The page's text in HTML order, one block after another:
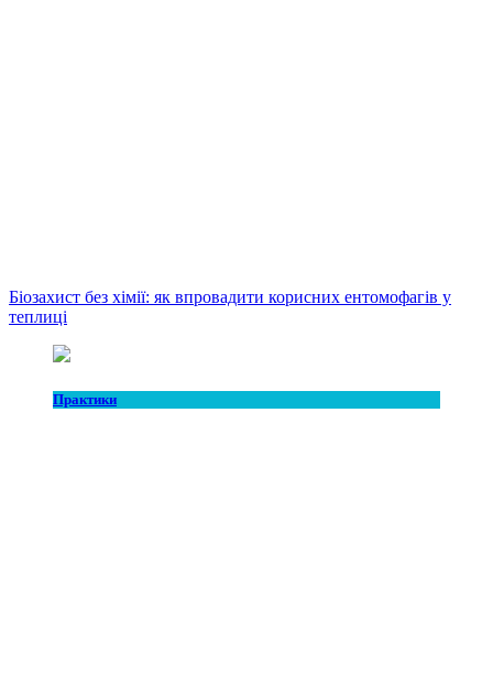
Біозахист без хімії: як впровадити корисних ентомофагів у
теплиці
Практики